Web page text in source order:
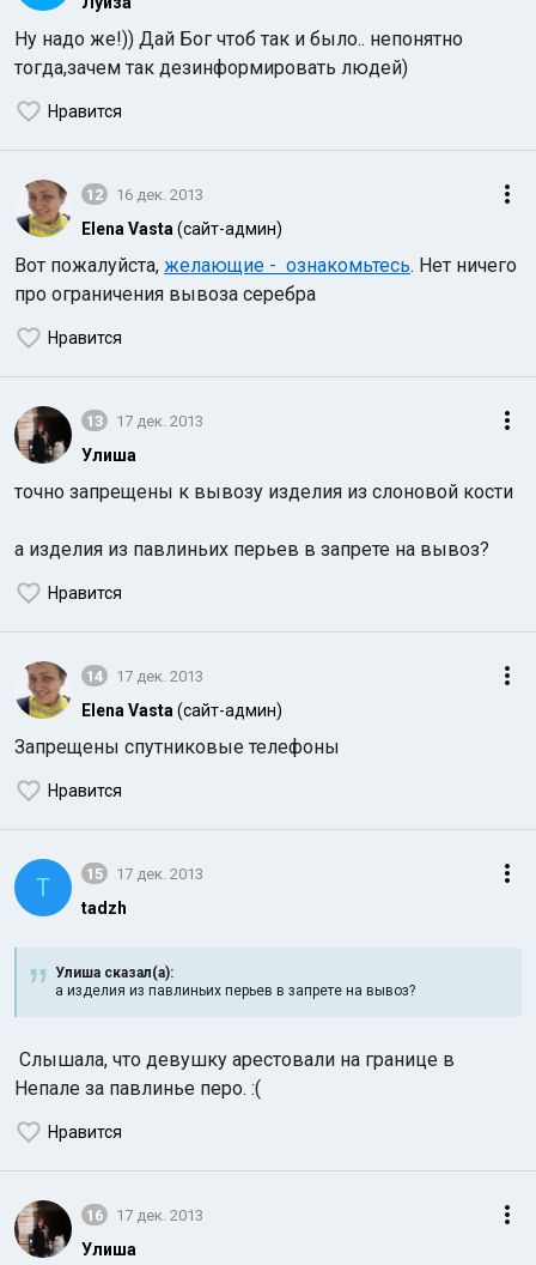
Ну надо же!)) Дай Бог чтоб так и было.. непонятно
тогда,зачем так дезинформировать людей)
Нравится
12 16 дек. 2013
Elena Vasta (сайт-админ)
Вот пожалуйста, желающие - ознакомьтесь. Нет ничего
про ограничения вывоза серебра
Нравится
13 17 дек. 2013
Улиша
точно запрещены к вывозу изделия из слоновой кости
а изделия из павлиньих перьев в запрете на вывоз?
Нравится
14 17 дек. 2013
Elena Vasta (сайт-админ)
Запрещены спутниковые телефоны
Нравится
T 15 17 дек. 2013
tadzh
Улиша сказал(а):
а изделия из павлиньих перьев в запрете на вывоз?
Слышала, что девушку арестовали на границе в
Непале за павлинье перо. :(
Нравится
16 17 дек. 2013
Улиша